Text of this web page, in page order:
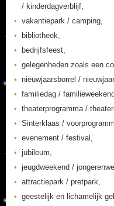
/ kinderdagverblijf,
vakantiepark / camping,
bibliotheek,
bedrijfsfeest,
gelegenheden zoals een
nieuwjaarsborrel /
familiedag /
theaterprogramma /
Sinterklaas /
evenement / festival,
jubileum,
jeugdweekend /
attractiepark / pretpark,
geestelijk en lichamelijk